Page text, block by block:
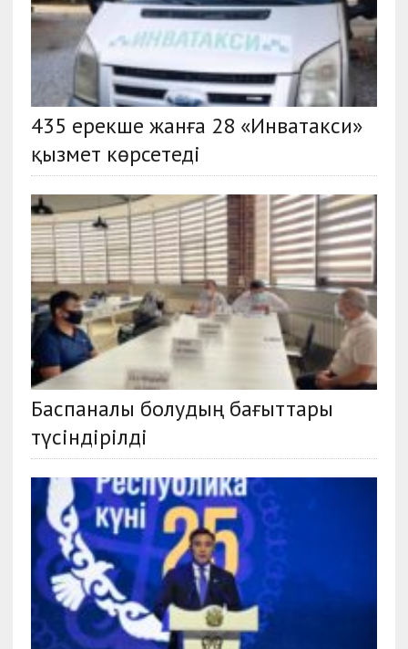
435 ерекше жанға 28 «Инватакси»
қызмет көрсетеді
Баспаналы болудың бағыттары
түсіндірілді